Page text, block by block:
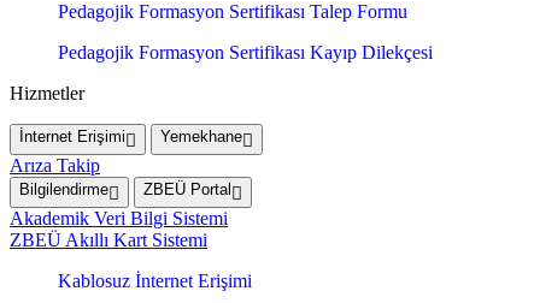
Pedagojik Formasyon Sertifikası Talep Formu
Pedagojik Formasyon Sertifikası Kayıp Dilekçesi
Hizmetler
İnternet Erişimi Yemekhane
Arıza Takip
Bilgilendirme ZBEÜ Portal
Akademik Veri Bilgi Sistemi
ZBEÜ Akıllı Kart Sistemi
Kablosuz İnternet Erişimi